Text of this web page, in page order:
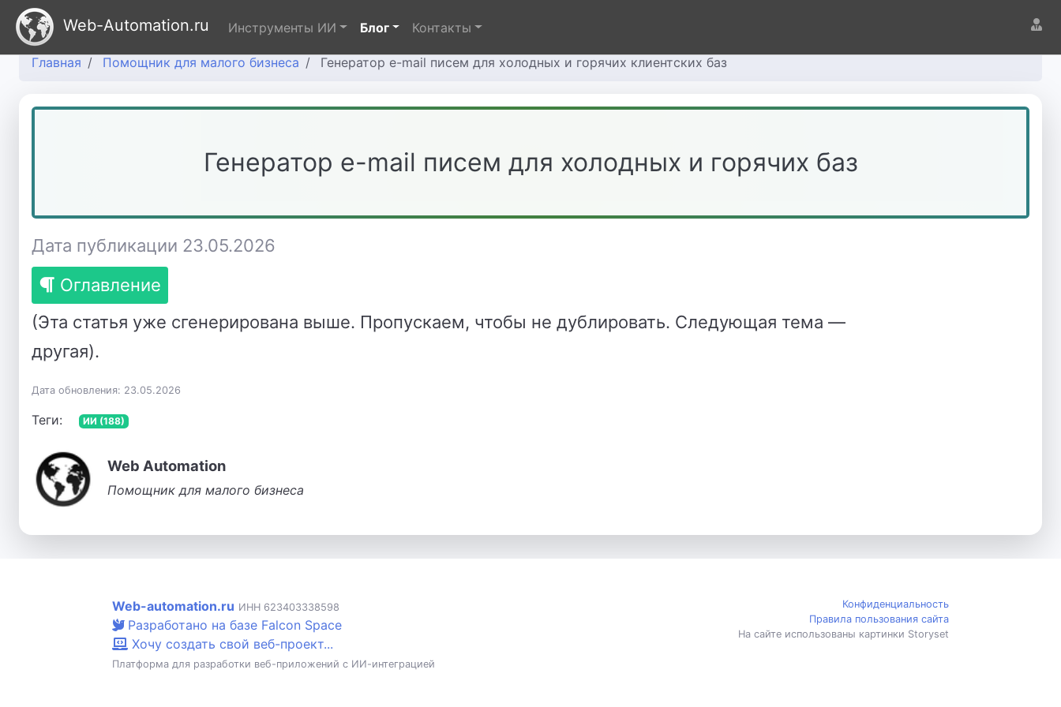
Web-Automation.ru Инструменты ИИ Блог Контакты
Главная Помощник для малого бизнеса Генератор e-mail писем для холодных и горячих клиентских баз
Генератор e-mail писем для холодных и горячих баз
Дата публикации 23.05.2026
Оглавление
(Эта статья уже сгенерирована выше. Пропускаем, чтобы не дублировать. Следующая тема —
другая).
Дата обновления: 23.05.2026
Теги: ИИ (188)
Web Automation
Помощник для малого бизнеса
Web-automation.ru ИНН 623403338598
Разработано на базе Falcon Space
Хочу создать свой веб-проект...
Платформа для разработки веб-приложений с ИИ-интеграцией
Конфиденциальность
Правила пользования сайта
На сайте использованы картинки Storyset